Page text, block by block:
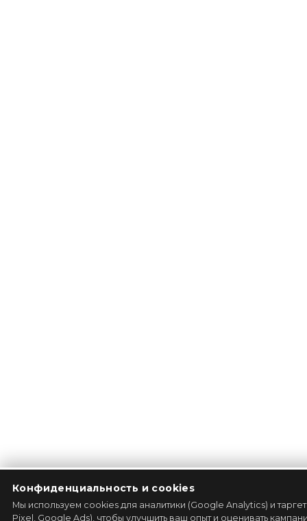
Конфиденциальность и cookies
Мы используем cookies для аналитики (Google Analytics) и
Pixel, Google Ads), чтобы улучшить ваш опыт и оценивать